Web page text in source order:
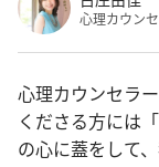
心理カウン
心理カウンセラ
くださる方には
の心に蓋をして